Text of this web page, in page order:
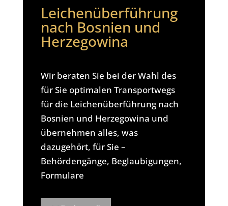
Leichenüberführung
nach Bosnien und
Herzegowina
Wir beraten Sie bei der Wahl des
für Sie optimalen Transportwegs
für die Leichenüberführung nach
Bosnien und Herzegowina und
übernehmen alles, was
dazugehört, für Sie –
Behördengänge, Beglaubigungen,
Formulare